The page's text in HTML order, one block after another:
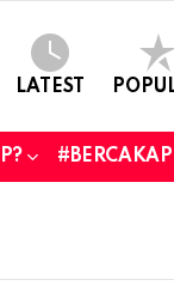
LATEST
#BERCAKAP